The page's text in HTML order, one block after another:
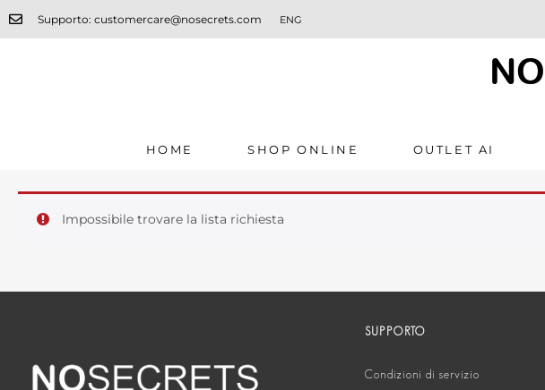
Supporto: customercare@nosecrets.com ENG
NO
HOME SHOP ONLINE OUTLET AI
Impossibile trovare la lista richiesta
SUPPORTO
Condizioni di servizio